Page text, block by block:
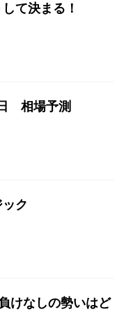
て決まる！
相場予測
ク
けなしの勢いはど